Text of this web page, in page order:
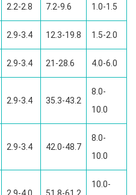
2.2-2.8 7.2-9.6 1.0-1.5
2.9-3.4 12.3-19.8 1.5-2.0
2.9-3.4 21-28.6 4.0-6.0
2.9-3.4 35.3-43.2
8.0-
10.0
2.9-3.4 42.0-48.7
8.0-
10.0
10.0-